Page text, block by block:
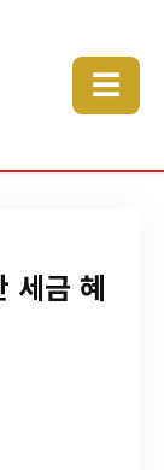
☰
세금 혜